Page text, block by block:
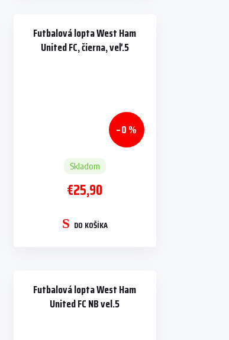
Futbalová lopta West Ham
United FC, čierna, veľ.5
–0 %
Skladom
€25,90
DO KOŠÍKA
Futbalová lopta West Ham
United FC NB vel.5